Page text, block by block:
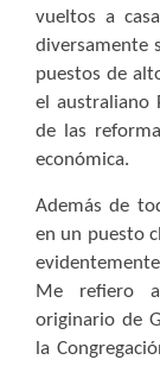
vueltos a
diversamente
puestos de
el australiano
de las
económica.
Además de
en un puesto
Me refiero
originario de
la